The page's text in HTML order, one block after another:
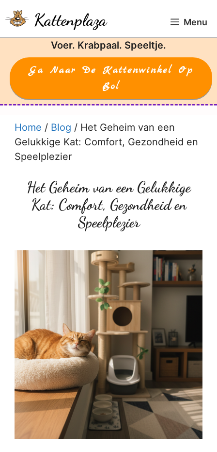
naar
de
Kattenplaza Menu
Voer. Krabpaal. Speeltje.
Ga Naar De Kattenwinkel Op
Bol
Home / Blog / Het Geheim van een
Gelukkige Kat: Comfort, Gezondheid en
Speelplezier
Het Geheim van een Gelukkige
Kat: Comfort, Gezondheid en
Speelplezier